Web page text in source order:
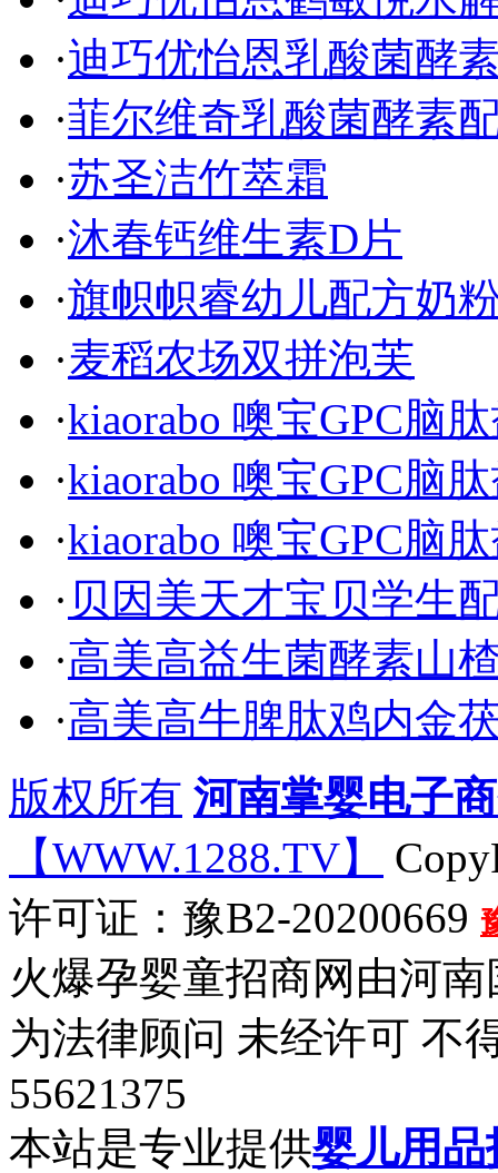
·迪巧优怡恩乳酸菌酵
·菲尔维奇乳酸菌酵素
·苏圣洁竹萃霜
·沐春钙维生素D片
·旗帜帜睿幼儿配方奶
·麦稻农场双拼泡芙
·kiaorabo 噢宝GPC脑
·kiaorabo 噢宝GPC脑
·kiaorabo 噢宝GPC脑
· 贝因美天才宝贝学生
·高美高益生菌酵素山
·高美高牛脾肽鸡内金
版权所有 河南掌婴电子
【WWW.1288.TV】
许可证：豫B2-20200669
火爆孕婴童招商网由河
为法律顾问 未经许可 不
55621375
本站是专业提供婴儿用品